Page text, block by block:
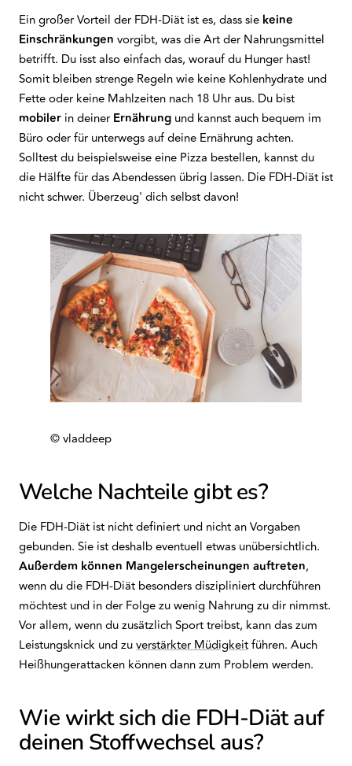
Ein großer Vorteil der FDH-Diät ist es, dass sie keine
Einschränkungen vorgibt, was die Art der Nahrungsmittel
betrifft. Du isst also einfach das, worauf du Hunger hast!
Somit bleiben strenge Regeln wie keine Kohlenhydrate und
Fette oder keine Mahlzeiten nach 18 Uhr aus. Du bist
mobiler in deiner Ernährung und kannst auch bequem im
Büro oder für unterwegs auf deine Ernährung achten.
Solltest du beispielsweise eine Pizza bestellen, kannst du
die Hälfte für das Abendessen übrig lassen. Die FDH-Diät ist
nicht schwer. Überzeug' dich selbst davon!
© vladdeep
Welche Nachteile gibt es?
Die FDH-Diät ist nicht definiert und nicht an Vorgaben
gebunden. Sie ist deshalb eventuell etwas unübersichtlich.
Außerdem können Mangelerscheinungen auftreten,
wenn du die FDH-Diät besonders diszipliniert durchführen
möchtest und in der Folge zu wenig Nahrung zu dir nimmst.
Vor allem, wenn du zusätzlich Sport treibst, kann das zum
Leistungsknick und zuverstärkter Müdigkeitführen. Auch
Heißhungerattacken können dann zum Problem werden.
Wie wirkt sich die FDH-Diät auf
deinen Stoffwechsel aus?